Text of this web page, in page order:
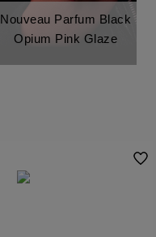
Nouveau Parfum Black
Opium Pink Glaze